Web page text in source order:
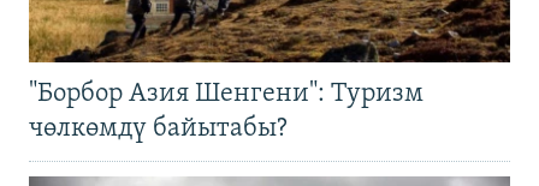
"Борбор Азия Шенгени": Туризм
чөлкөмдү байытабы?